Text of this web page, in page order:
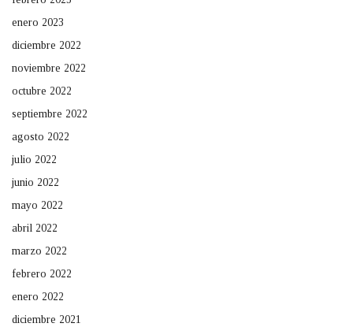
enero 2023
diciembre 2022
noviembre 2022
octubre 2022
septiembre 2022
agosto 2022
julio 2022
junio 2022
mayo 2022
abril 2022
marzo 2022
febrero 2022
enero 2022
diciembre 2021